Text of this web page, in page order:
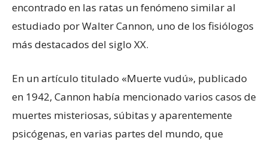
encontrado en las ratas un fenómeno similar al
estudiado por Walter Cannon, uno de los fisiólogos
más destacados del siglo XX.
En un artículo titulado «Muerte vudú», publicado
en 1942, Cannon había mencionado varios casos de
muertes misteriosas, súbitas y aparentemente
psicógenas, en varias partes del mundo, que